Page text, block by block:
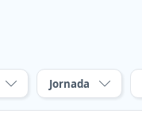
Jornada